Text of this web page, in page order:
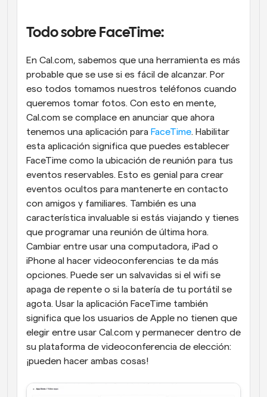
Todo sobre FaceTime:
En Cal.com, sabemos que una herramienta es más
probable que se use si es fácil de alcanzar. Por
eso todos tomamos nuestros teléfonos cuando
queremos tomar fotos. Con esto en mente,
Cal.com se complace en anunciar que ahora
tenemos una aplicación para FaceTime. Habilitar
esta aplicación significa que puedes establecer
FaceTime como la ubicación de reunión para tus
eventos reservables. Esto es genial para crear
eventos ocultos para mantenerte en contacto
con amigos y familiares. También es una
característica invaluable si estás viajando y tienes
que programar una reunión de última hora.
Cambiar entre usar una computadora, iPad o
iPhone al hacer videoconferencias te da más
opciones. Puede ser un salvavidas si el wifi se
apaga de repente o si la batería de tu portátil se
agota. Usar la aplicación FaceTime también
significa que los usuarios de Apple no tienen que
elegir entre usar Cal.com y permanecer dentro de
su plataforma de videoconferencia de elección:
¡pueden hacer ambas cosas!